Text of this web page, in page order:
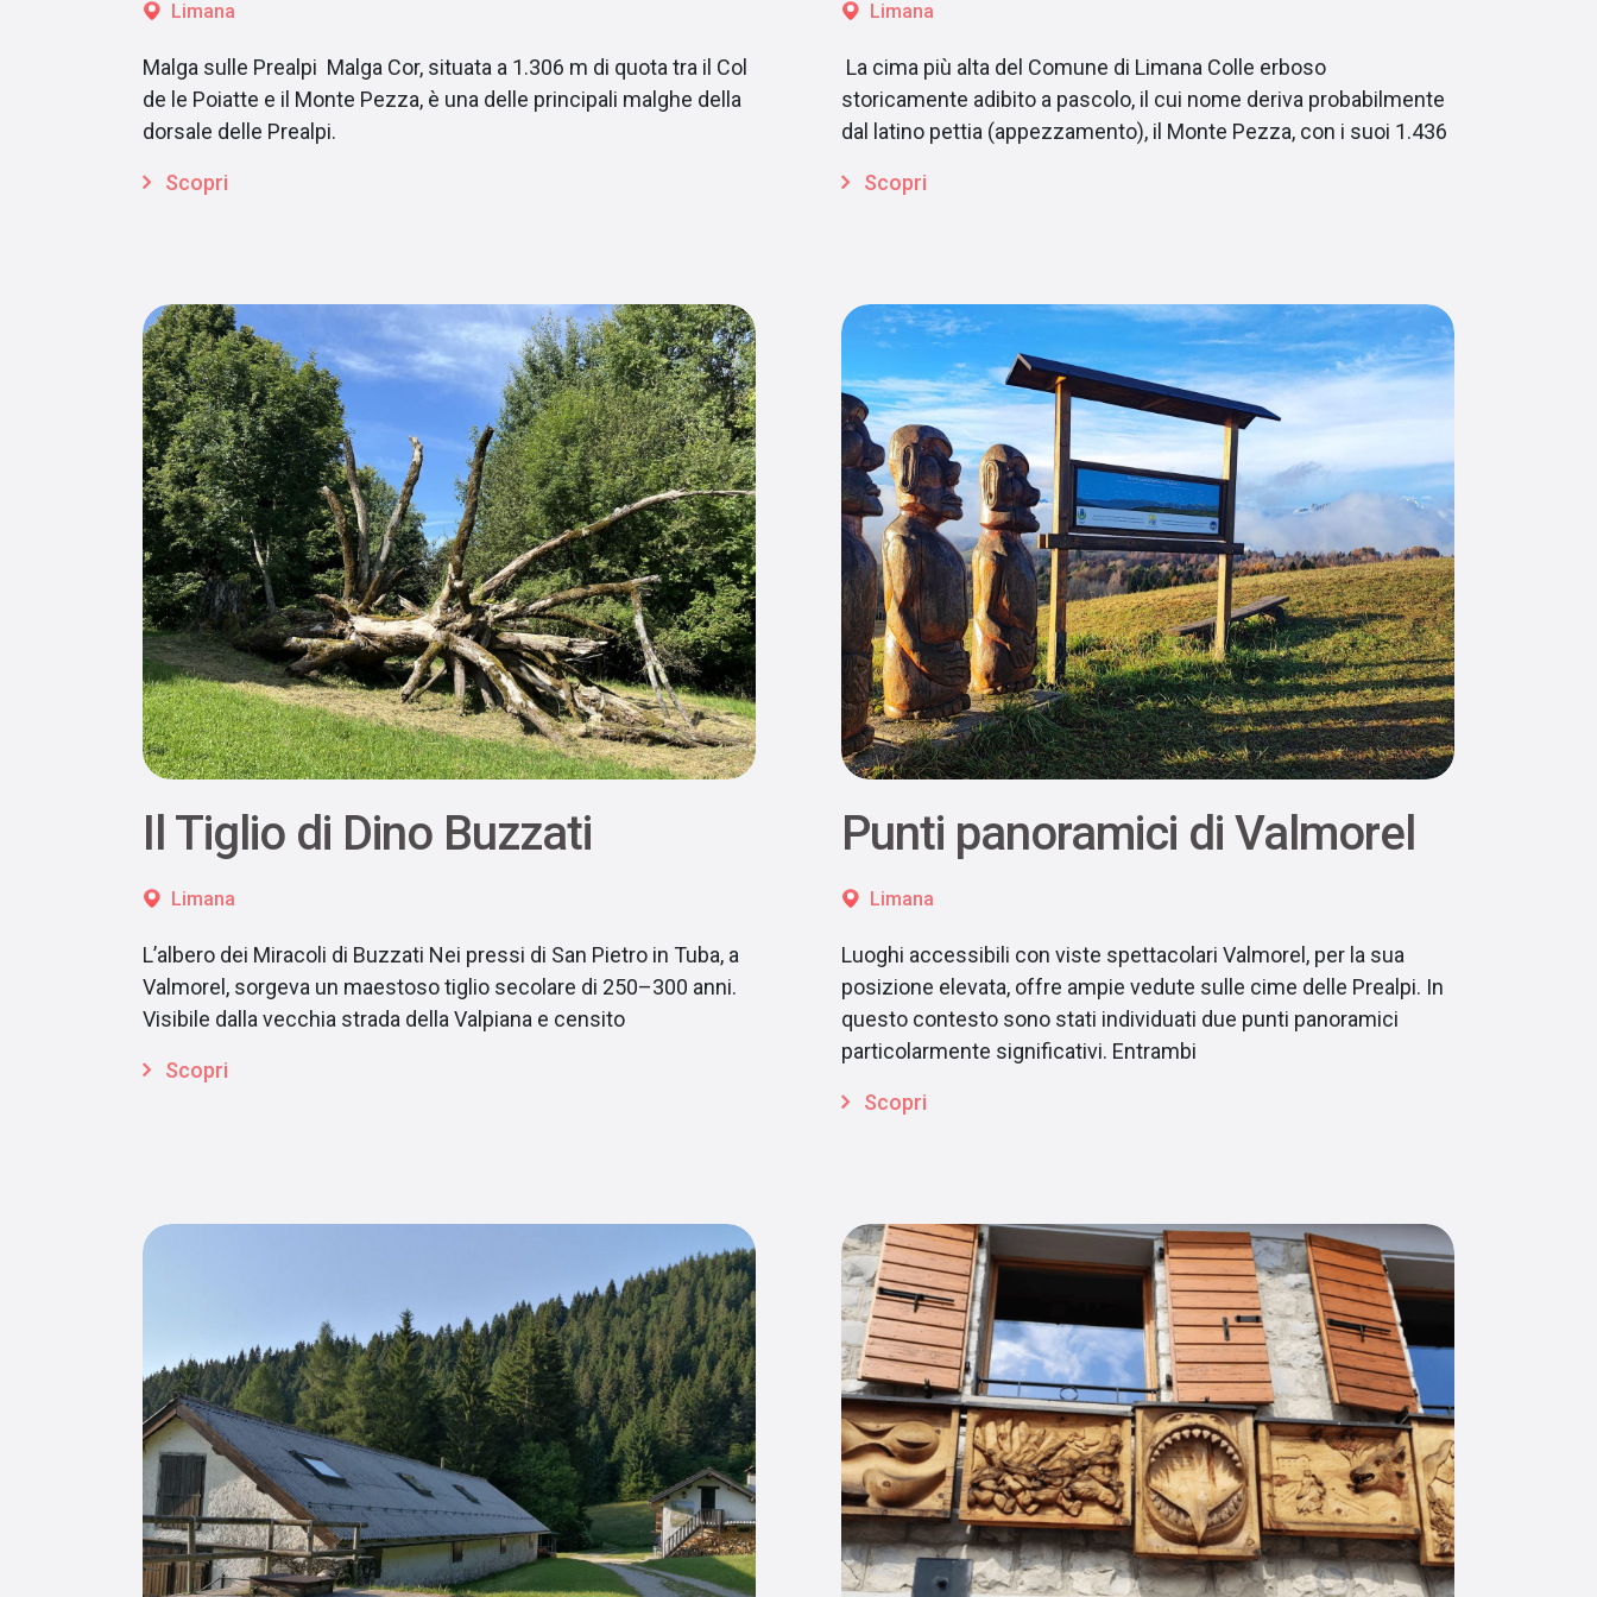
Limana
Malga sulle Prealpi Malga Cor, situata a 1.306 m di quota tra il Col
de le Poiatte e il Monte Pezza, è una delle principali malghe della
dorsale delle Prealpi.
Scopri
Limana
La cima più alta del Comune di Limana Colle erboso
storicamente adibito a pascolo, il cui nome deriva probabilmente
dal latino pettia (appezzamento), il Monte Pezza, con i suoi 1.436
Scopri
Il Tiglio di Dino Buzzati
Limana
L’albero dei Miracoli di Buzzati Nei pressi di San Pietro in Tuba, a
Valmorel, sorgeva un maestoso tiglio secolare di 250–300 anni.
Visibile dalla vecchia strada della Valpiana e censito
Scopri
Punti panoramici di Valmorel
Limana
Luoghi accessibili con viste spettacolari Valmorel, per la sua
posizione elevata, offre ampie vedute sulle cime delle Prealpi. In
questo contesto sono stati individuati due punti panoramici
particolarmente significativi. Entrambi
Scopri